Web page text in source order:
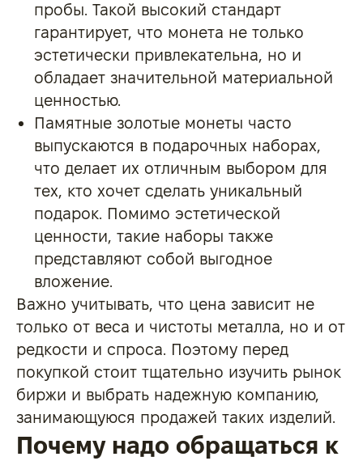
пробы. Такой высокий стандарт
гарантирует, что монета не только
эстетически привлекательна, но и
обладает значительной материальной
ценностью.
Памятные золотые монеты часто
выпускаются в подарочных наборах,
что делает их отличным выбором для
тех, кто хочет сделать уникальный
подарок. Помимо эстетической
ценности, такие наборы также
представляют собой выгодное
вложение.
Важно учитывать, что цена зависит не
только от веса и чистоты металла, но и от
редкости и спроса. Поэтому перед
покупкой стоит тщательно изучить рынок
биржи и выбрать надежную компанию,
занимающуюся продажей таких изделий.
Почему надо обращаться к